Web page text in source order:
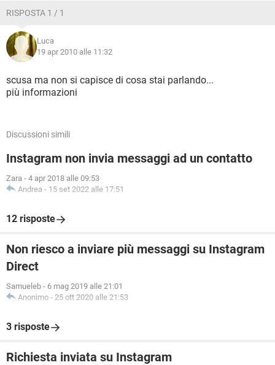
RISPOSTA 1 / 1
Luca
19 apr 2010 alle 11:32
scusa ma non si capisce di cosa stai parlando...
più informazioni
Discussioni simili
Instagram non invia messaggi ad un contatto
Zara - 4 apr 2018 alle 09:53
Andrea - 15 set 2022 alle 17:51
12 risposte
Non riesco a inviare più messaggi su Instagram
Direct
Samueleb - 6 mag 2019 alle 21:01
Anonimo - 25 ott 2020 alle 21:53
3 risposte
Richiesta inviata su Instagram